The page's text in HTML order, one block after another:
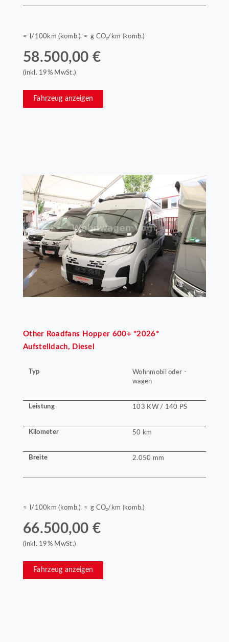
≈ l/100km (komb.), ≈ g CO₂/km (komb.)
58.500,00 €
(inkl. 19% MwSt.)
Fahrzeug anzeigen
Other Roadfans Hopper 600+ *2026*
Aufstelldach, Diesel
Typ
Wohnmobil oder -
wagen
Leistung 103 KW / 140 PS
Kilometer 50 km
Breite 2.050 mm
≈ l/100km (komb.), ≈ g CO₂/km (komb.)
66.500,00 €
(inkl. 19% MwSt.)
Fahrzeug anzeigen